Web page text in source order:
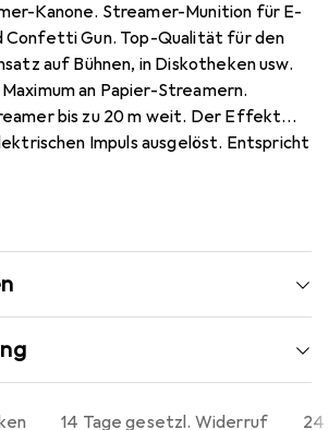
Kanone. Streamer-Munition für E-
Confetti Gun. Top-Qualität für den
auf Bühnen, in Diskotheken usw.
an Papier-Streamern.
bis zu 20 m weit. Der Effekt
Impuls ausgelöst. Entspricht
für Jung und Alt. Erhältlich in
14 Tage gesetzl. Widerruf
24